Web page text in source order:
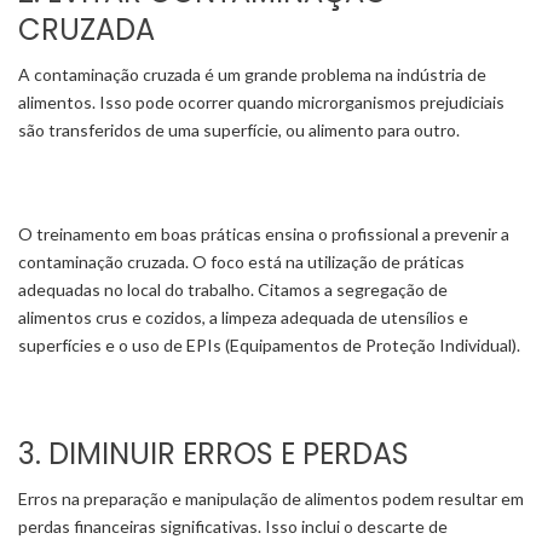
CRUZADA
A contaminação cruzada é um grande problema na indústria de
alimentos. Isso pode ocorrer quando microrganismos prejudiciais
são transferidos de uma superfície, ou alimento para outro.
O treinamento em boas práticas ensina o profissional a prevenir a
contaminação cruzada. O foco está na utilização de práticas
adequadas no local do trabalho. Citamos a segregação de
alimentos crus e cozidos, a limpeza adequada de utensílios e
superfícies e o uso de EPIs (Equipamentos de Proteção Individual).
3. DIMINUIR ERROS E PERDAS
Erros na preparação e manipulação de alimentos podem resultar em
perdas financeiras significativas. Isso inclui o descarte de